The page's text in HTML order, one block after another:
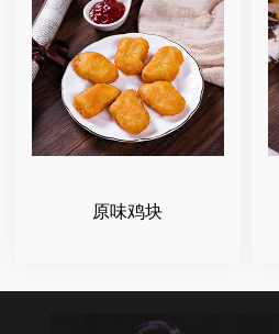
原味鸡块